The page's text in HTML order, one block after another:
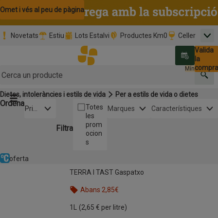
Omet i vés al contingut
Omet i vés a la cerca
Omet i vés al peu de pàgina
Novetats Estiu Lots Estalvi Productes Km0 Celler
Promoció clients nous Tria data
Valida
la
compra
0,00 €
Mínim:
Botó del menú principal
Dietes, intoleràncies i estils de vida Per a estils de vida o dietes
Ordena Obre-ho per veure una llista de les opcions d'ordenació
Prim
Filtra
Totes
les
prom
ocion
s
Marques Característiques
Llista de productes
En oferta
TERRA I TAST Gaspatxo
Refrigerat
TERRA I TAST Gaspatxo
Abans 2,85€
1L
(2,65 € per litre)